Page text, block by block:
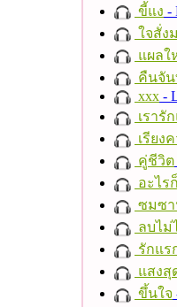
ขี้แง -
ใจสั่ง
แผลใ
คืนจั
xxx -
เรารั
เรียง
คู่ชีวิต
อะไร
ซมซ
ลบไม่
รักแร
แสงสุ
ขึ้นใจ